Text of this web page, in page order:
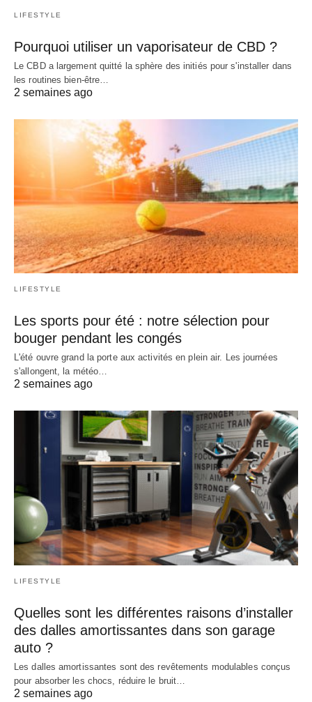
LIFESTYLE
Pourquoi utiliser un vaporisateur de CBD ?
Le CBD a largement quitté la sphère des initiés pour s'installer dans
les routines bien-être…
2 semaines ago
LIFESTYLE
Les sports pour été : notre sélection pour
bouger pendant les congés
L'été ouvre grand la porte aux activités en plein air. Les journées
s'allongent, la météo…
2 semaines ago
LIFESTYLE
Quelles sont les différentes raisons d’installer
des dalles amortissantes dans son garage
auto ?
Les dalles amortissantes sont des revêtements modulables conçus
pour absorber les chocs, réduire le bruit…
2 semaines ago